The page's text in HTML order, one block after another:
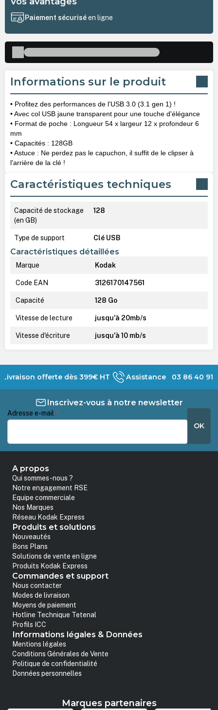
Paiement sécuriséen ligne
Informations sur le produit
• Profitez des performances de l'USB 3.0 (3.1 gen 1) !
• Avec col USB jaune transparent pour une touche d'élégance
• Format de poche : Longueur 54 x largeur 12 x profondeur 6
mm
• Capacités : 128GB
• Astuce : Ne perdez pas le capuchon, il suffit de le clipser à
l'arrière de la clé !
Caractéristiques techniques
Capacité de stockage
(en GB)
128
Type de support Clé USB
Caractéristiques détaillées
Marque Kodak
Code EAN 3126170147561
Capacité 128 Go
Vitesse de lecture jusqu'à 20mb/s
Vitesse d'écriture jusqu'à 10 mb/s
Livraison offerte dès 399€ HT Assistance 03 86 40 91
Inscrivez-vous à notre newsletter
Adresse e-mail *
OK
A propos
Qui sommes-nous ?
Notre engagement RSE
Equipe commerciale
Nos Marques
Réseau Kodak Express
Produits et solutions
Nouveautés
Bons Plans
Solutions de vente en ligne
Produits Kodak Express
Commandes et support
Nous contacter
Modes de livraison
Moyens de paiement
Hotline Technique Tetenal
Profils ICC
Informations légales & Données
Mentions légales
Conditions Générales de Vente
Politique de confidentialité
Données personnelles
Marques partenaires